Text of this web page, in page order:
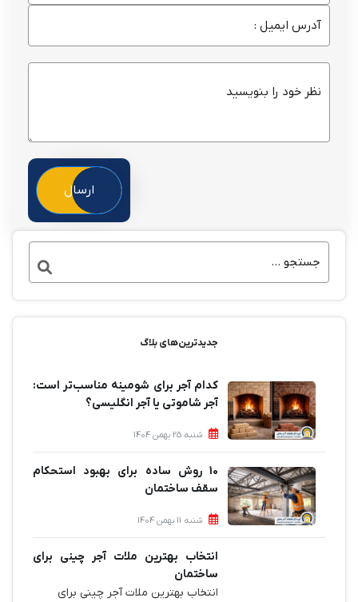
ارسال
جدیدترین‌های بلاگ
کدام آجر برای شومینه مناسب‌تر است:
آجر شاموتی یا آجر انگلیسی؟
شنبه 25 بهمن 1404
10 روش ساده برای بهبود استحکام
سقف ساختمان
شنبه 11 بهمن 1404
انتخاب بهترین ملات آجر چینی برای
ساختمان‌
انتخاب بهترین ملات آجر چینی برای